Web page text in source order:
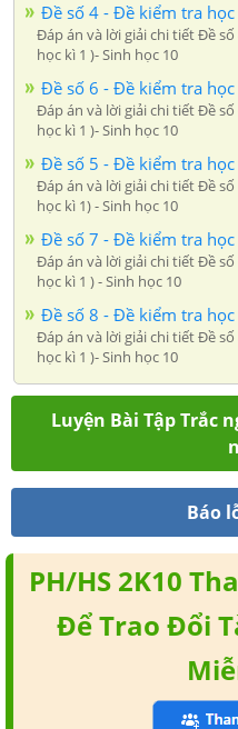
Đề số 4 - Đề kiểm tra
Đáp án và lời giải chi tiết Đề
học kì 1 )- Sinh học 10
Đề số 6 - Đề kiểm tra
Đáp án và lời giải chi tiết Đề
học kì 1 )- Sinh học 10
Đề số 5 - Đề kiểm tra
Đáp án và lời giải chi tiết Đề
học kì 1) - Sinh học 10
Đề số 7 - Đề kiểm tra
Đáp án và lời giải chi tiết Đề
học kì 1 ) - Sinh học 10
Đề số 8 - Đề kiểm tra
Đáp án và lời giải chi tiết Đề
học kì 1 )- Sinh học 10
Luyện Bài Tập Trắc
Báo
PH/HS 2K10
Để Trao Đổi